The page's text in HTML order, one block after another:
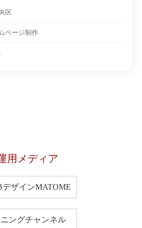
区
ページ制作
用メディア
デザインMATOME
ニングチャンネル